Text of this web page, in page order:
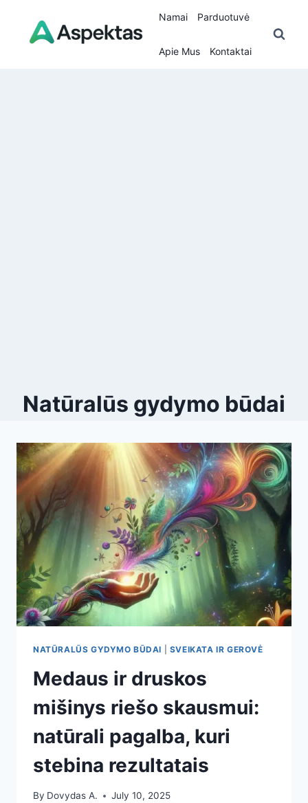
content
Namai Parduotuvė
Apie Mus Kontaktai
Natūralūs gydymo būdai
NATŪRALŪS GYDYMO BŪDAI SVEIKATA IR GEROVĖ
Medaus ir druskos
mišinys riešo skausmui:
natūrali pagalba, kuri
stebina rezultatais
By Dovydas A. July 10, 2025